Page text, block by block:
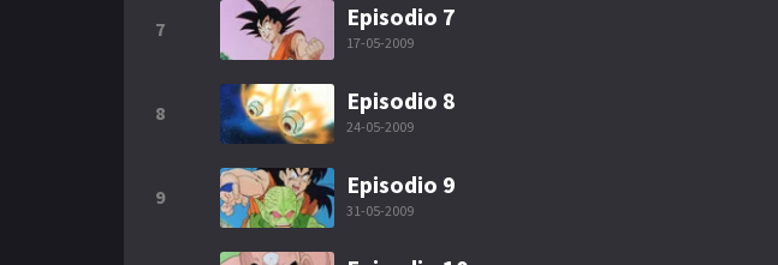
7 Episodio 7
17-05-2009
8 Episodio 8
24-05-2009
9 Episodio 9
31-05-2009